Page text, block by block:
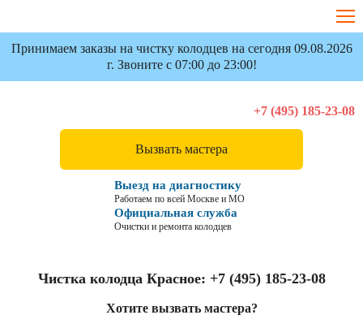
Принимаем заказы на чистку колодцев на сегодня 09.08.2026
г. Звоните с 07:00 до 23:00!
Вызвать мастера
Выезд на диагностику
Работаем по всей Москве и МО
Официальная служба
Очистки и ремонта колодцев
+7 (495) 185-23-08
Чистка колодца Красное: +7 (495) 185-23-08
Хотите вызвать мастера?